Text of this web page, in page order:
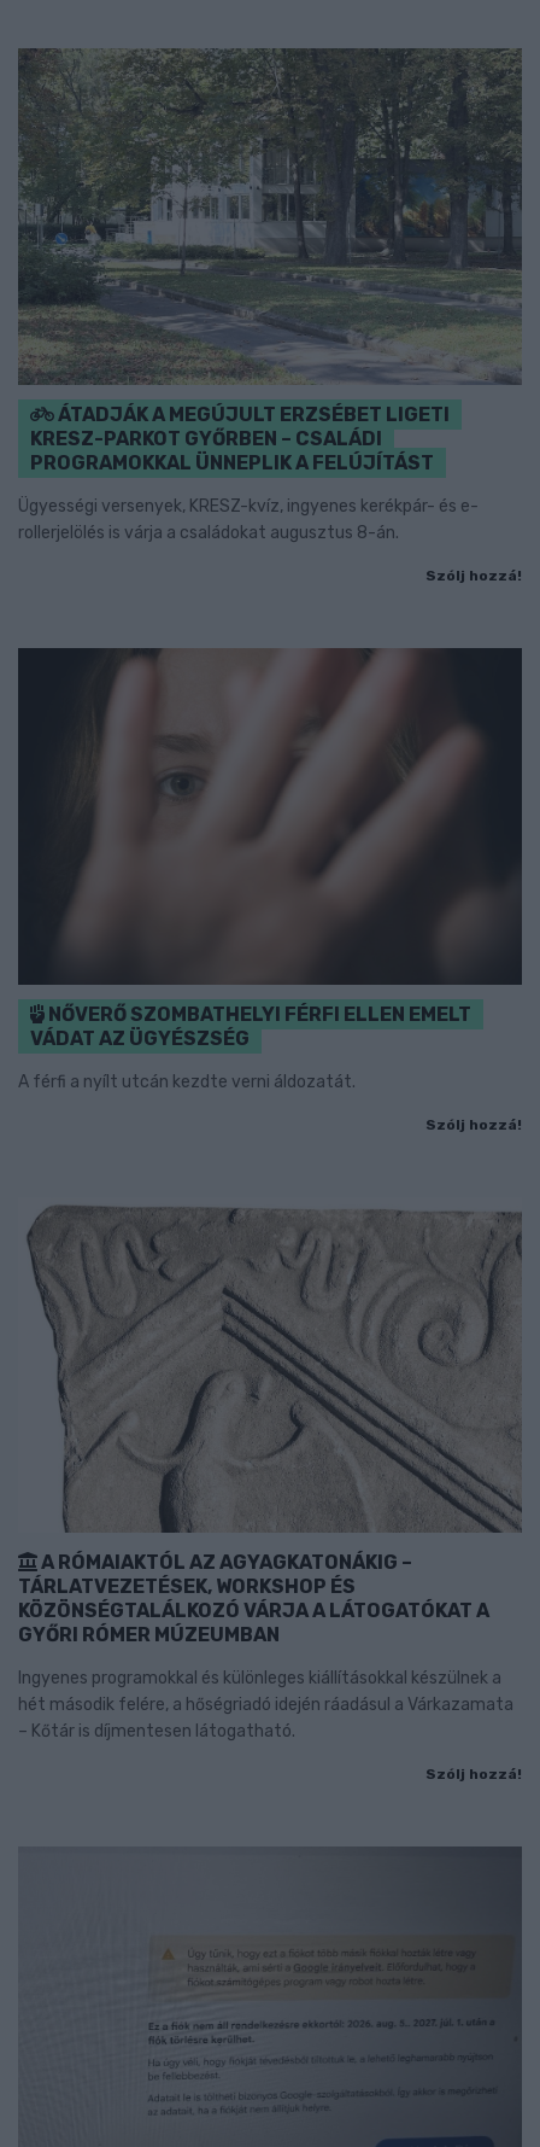
ÁTADJÁK A MEGÚJULT ERZSÉBET LIGETI
KRESZ-PARKOT GYŐRBEN – CSALÁDI
PROGRAMOKKAL ÜNNEPLIK A FELÚJÍTÁST
Ügyességi versenyek, KRESZ-kvíz, ingyenes kerékpár- és e-
rollerjelölés is várja a családokat augusztus 8-án.
Szólj hozzá!
NŐVERŐ SZOMBATHELYI FÉRFI ELLEN EMELT
VÁDAT AZ ÜGYÉSZSÉG
A férfi a nyílt utcán kezdte verni áldozatát.
Szólj hozzá!
A RÓMAIAKTÓL AZ AGYAGKATONÁKIG –
TÁRLATVEZETÉSEK, WORKSHOP ÉS
KÖZÖNSÉGTALÁLKOZÓ VÁRJA A LÁTOGATÓKAT A
GYŐRI RÓMER MÚZEUMBAN
Ingyenes programokkal és különleges kiállításokkal készülnek a
hét második felére, a hőségriadó idején ráadásul a Várkazamata
– Kőtár is díjmentesen látogatható.
Szólj hozzá!